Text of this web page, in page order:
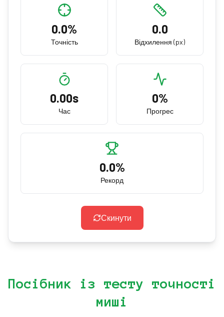
0.0%
Точність
0.0
Відхилення (px)
0.00s
Час
0%
Прогрес
0.0%
Рекорд
Скинути
Посібник із тесту точності
миші